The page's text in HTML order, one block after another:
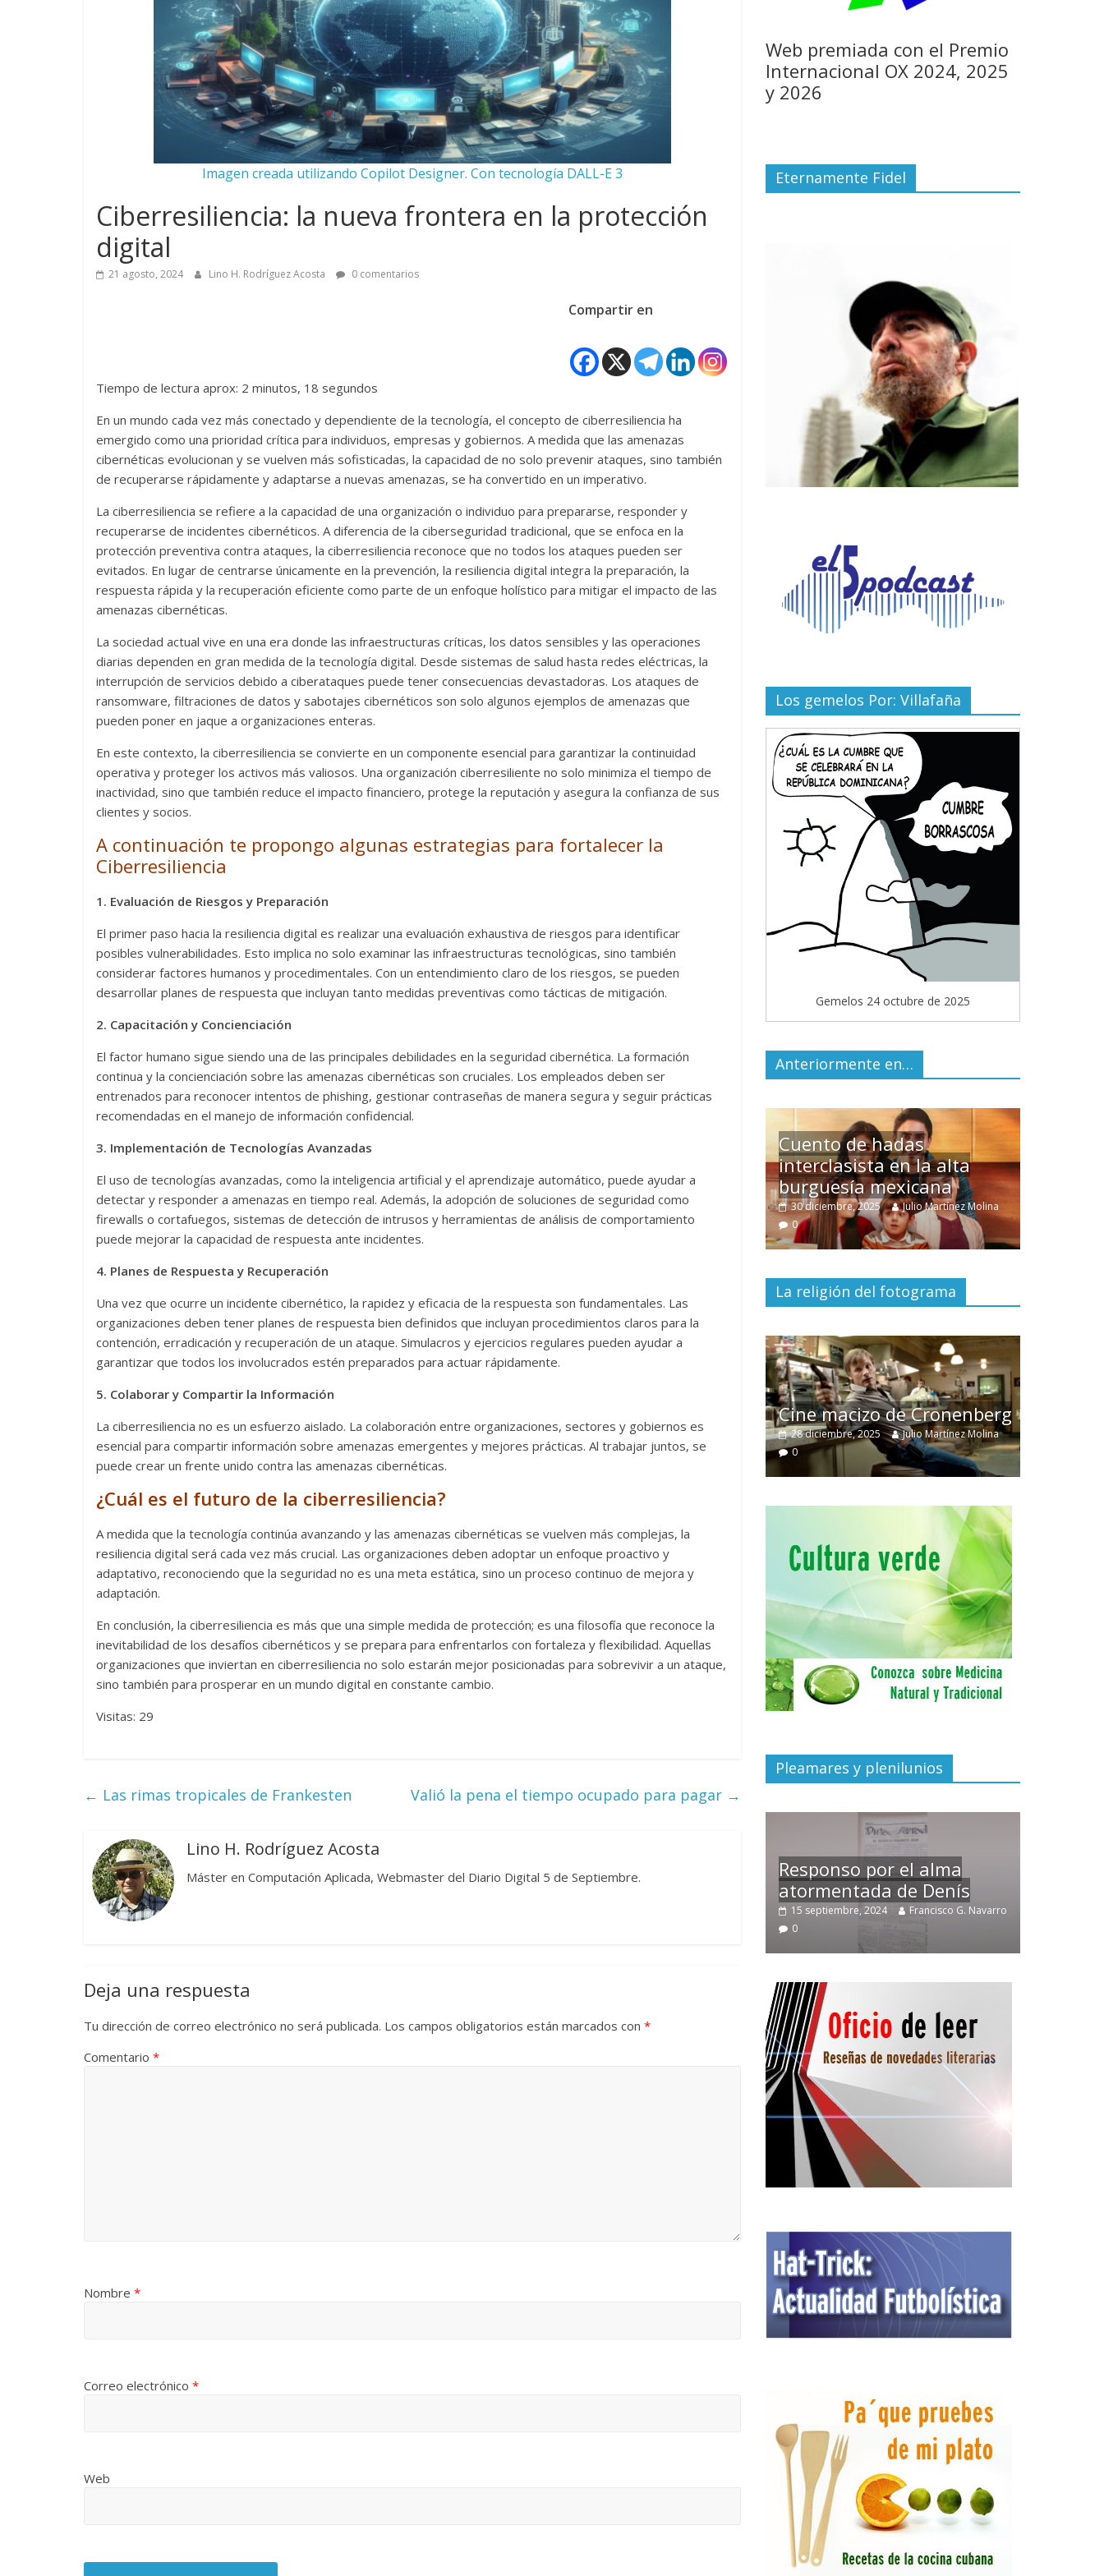
Imagen creada utilizando Copilot Designer. Con tecnología DALL-E 3
Ciberresiliencia: la nueva frontera en la protección
digital
21 agosto, 2024 Lino H. Rodríguez Acosta 0 comentarios
Compartir en
Tiempo de lectura aprox: 2 minutos, 18 segundos
En un mundo cada vez más conectado y dependiente de la tecnología, el concepto de ciberresiliencia ha
emergido como una prioridad crítica para individuos, empresas y gobiernos. A medida que las amenazas
cibernéticas evolucionan y se vuelven más sofisticadas, la capacidad de no solo prevenir ataques, sino también
de recuperarse rápidamente y adaptarse a nuevas amenazas, se ha convertido en un imperativo.
La ciberresiliencia se refiere a la capacidad de una organización o individuo para prepararse, responder y
recuperarse de incidentes cibernéticos. A diferencia de la ciberseguridad tradicional, que se enfoca en la
protección preventiva contra ataques, la ciberresiliencia reconoce que no todos los ataques pueden ser
evitados. En lugar de centrarse únicamente en la prevención, la resiliencia digital integra la preparación, la
respuesta rápida y la recuperación eficiente como parte de un enfoque holístico para mitigar el impacto de las
amenazas cibernéticas.
La sociedad actual vive en una era donde las infraestructuras críticas, los datos sensibles y las operaciones
diarias dependen en gran medida de la tecnología digital. Desde sistemas de salud hasta redes eléctricas, la
interrupción de servicios debido a ciberataques puede tener consecuencias devastadoras. Los ataques de
ransomware, filtraciones de datos y sabotajes cibernéticos son solo algunos ejemplos de amenazas que
pueden poner en jaque a organizaciones enteras.
En este contexto, la ciberresiliencia se convierte en un componente esencial para garantizar la continuidad
operativa y proteger los activos más valiosos. Una organización ciberresiliente no solo minimiza el tiempo de
inactividad, sino que también reduce el impacto financiero, protege la reputación y asegura la confianza de sus
clientes y socios.
A continuación te propongo algunas estrategias para fortalecer la
Ciberresiliencia
1. Evaluación de Riesgos y Preparación
El primer paso hacia la resiliencia digital es realizar una evaluación exhaustiva de riesgos para identificar
posibles vulnerabilidades. Esto implica no solo examinar las infraestructuras tecnológicas, sino también
considerar factores humanos y procedimentales. Con un entendimiento claro de los riesgos, se pueden
desarrollar planes de respuesta que incluyan tanto medidas preventivas como tácticas de mitigación.
2. Capacitación y Concienciación
El factor humano sigue siendo una de las principales debilidades en la seguridad cibernética. La formación
continua y la concienciación sobre las amenazas cibernéticas son cruciales. Los empleados deben ser
entrenados para reconocer intentos de phishing, gestionar contraseñas de manera segura y seguir prácticas
recomendadas en el manejo de información confidencial.
3. Implementación de Tecnologías Avanzadas
El uso de tecnologías avanzadas, como la inteligencia artificial y el aprendizaje automático, puede ayudar a
detectar y responder a amenazas en tiempo real. Además, la adopción de soluciones de seguridad como
firewalls o cortafuegos, sistemas de detección de intrusos y herramientas de análisis de comportamiento
puede mejorar la capacidad de respuesta ante incidentes.
4. Planes de Respuesta y Recuperación
Una vez que ocurre un incidente cibernético, la rapidez y eficacia de la respuesta son fundamentales. Las
organizaciones deben tener planes de respuesta bien definidos que incluyan procedimientos claros para la
contención, erradicación y recuperación de un ataque. Simulacros y ejercicios regulares pueden ayudar a
garantizar que todos los involucrados estén preparados para actuar rápidamente.
5. Colaborar y Compartir la Información
La ciberresiliencia no es un esfuerzo aislado. La colaboración entre organizaciones, sectores y gobiernos es
esencial para compartir información sobre amenazas emergentes y mejores prácticas. Al trabajar juntos, se
puede crear un frente unido contra las amenazas cibernéticas.
¿Cuál es el futuro de la ciberresiliencia?
A medida que la tecnología continúa avanzando y las amenazas cibernéticas se vuelven más complejas, la
resiliencia digital será cada vez más crucial. Las organizaciones deben adoptar un enfoque proactivo y
adaptativo, reconociendo que la seguridad no es una meta estática, sino un proceso continuo de mejora y
adaptación.
En conclusión, la ciberresiliencia es más que una simple medida de protección; es una filosofía que reconoce la
inevitabilidad de los desafíos cibernéticos y se prepara para enfrentarlos con fortaleza y flexibilidad. Aquellas
organizaciones que inviertan en ciberresiliencia no solo estarán mejor posicionadas para sobrevivir a un ataque,
sino también para prosperar en un mundo digital en constante cambio.
Visitas: 29
← Las rimas tropicales de Frankesten Valió la pena el tiempo ocupado para pagar →
Lino H. Rodríguez Acosta
Máster en Computación Aplicada, Webmaster del Diario Digital 5 de Septiembre.
Deja una respuesta
Tu dirección de correo electrónico no será publicada. Los campos obligatorios están marcados con *
Comentario *
Nombre *
Correo electrónico *
Web
Web premiada con el Premio
Internacional OX 2024, 2025
y 2026
Eternamente Fidel
Los gemelos Por: Villafaña
Gemelos 24 octubre de 2025
Anteriormente en…
Las series-caramelos de
Shondaland
13 marzo, 2026 Julio Martínez Molina 0
Una serie con los defectos
de muchas telenovelas
28 febrero, 2026 Julio Martínez Molina 0
burguesía mexicana
30 diciembre, 2025
Julio Martínez Molina
0
Un hombre entre dos
mundos
15 mayo, 2026 Julio Martínez Molina 0
La religión del fotograma
Terror chamánico coreano
14 marzo, 2026 Julio Martínez Molina 0
Divertida comedia
29 diciembre, 2025
Julio Martínez Molina
0
Cine macizo de Cronenberg
28 diciembre, 2025
Julio Martínez Molina
0
El documentalNuestra
tierray el despojo de los
pueblos originarios
30 junio, 2026 Julio Martínez Molina 0
Pleamares y plenilunios
Un vergel en las nieblas de
la nostalgia
La efímera Torre del
Villuendas
Responso por el alma
atormentada de Denís
Temprano oficio de lector
2 noviembre, 2024
Francisco G. Navarro